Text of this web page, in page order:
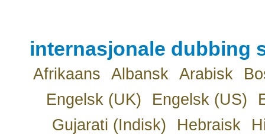
internasjonale dubbing
Afrikaans Albansk Arabisk
Engelsk (UK)
Engelsk (US)
Gujarati (Indisk)
Hebraisk